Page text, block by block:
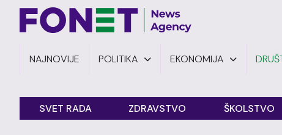
NAJNOVIJE POLITIKA EKONOMIJA
SVET RADA ZDRAVSTVO ŠKOLSTVO